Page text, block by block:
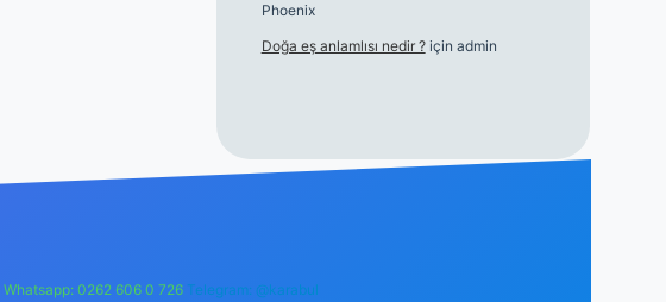
Phoenix
Doğa eş anlamlısı nedir ?için admin
Whatsapp: 0262 606 0 726 Telegram: @karabul